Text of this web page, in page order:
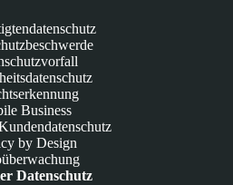
Business
by Design
Datenschutz